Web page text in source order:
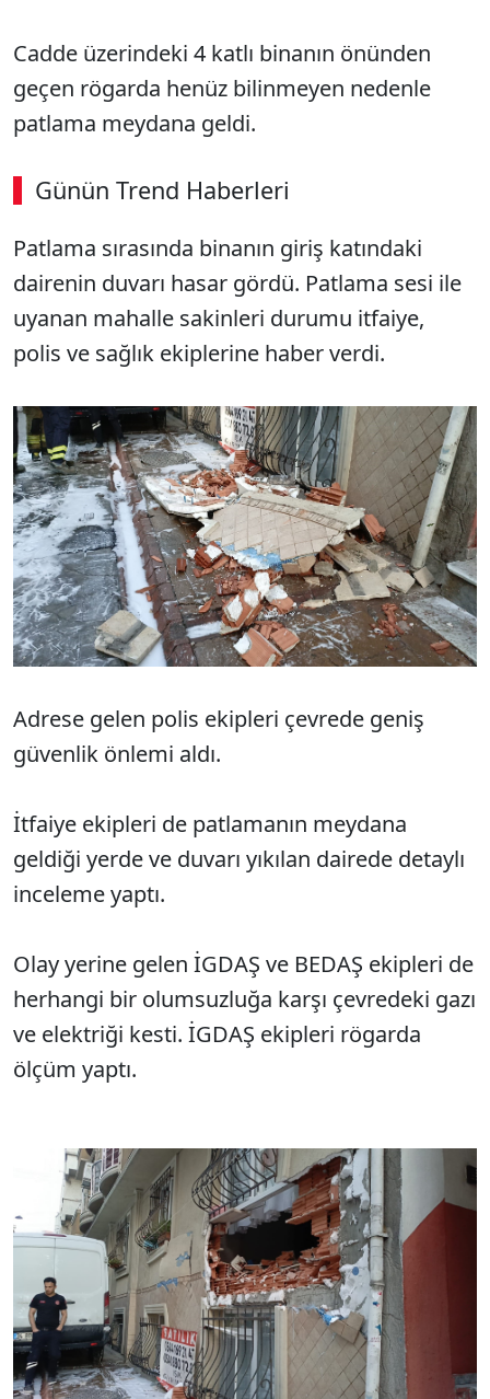
Cadde üzerindeki 4 katlı binanın önünden
geçen rögarda henüz bilinmeyen nedenle
patlama meydana geldi.
Günün Trend Haberleri
Patlama sırasında binanın giriş katındaki
dairenin duvarı hasar gördü. Patlama sesi ile
uyanan mahalle sakinleri durumu itfaiye,
polis ve sağlık ekiplerine haber verdi.
Adrese gelen polis ekipleri çevrede geniş
güvenlik önlemi aldı.
İtfaiye ekipleri de patlamanın meydana
geldiği yerde ve duvarı yıkılan dairede detaylı
inceleme yaptı.
Olay yerine gelen İGDAŞ ve BEDAŞ ekipleri de
herhangi bir olumsuzluğa karşı çevredeki gazı
ve elektriği kesti. İGDAŞ ekipleri rögarda
ölçüm yaptı.